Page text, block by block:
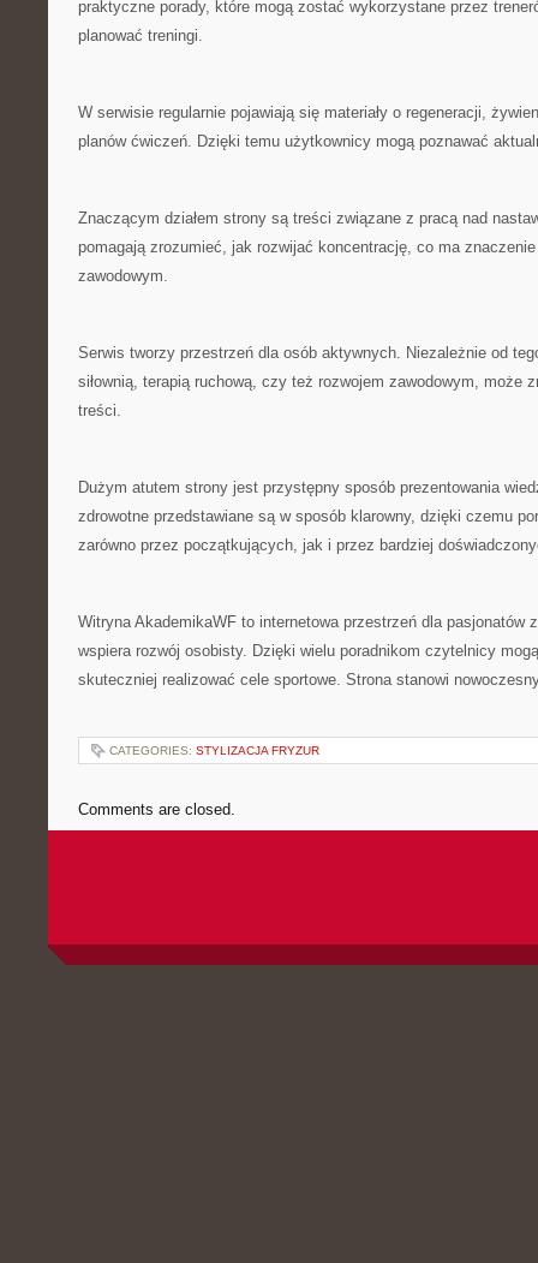
praktyczne porady, które mogą zostać wykorzystane przez
planować treningi.
W serwisie regularnie pojawiają się materiały o regeneracji,
planów ćwiczeń. Dzięki temu użytkownicy mogą poznawać
Znaczącym działem strony są treści związane z pracą nad
pomagają zrozumieć, jak rozwijać koncentrację, co ma
zawodowym.
Serwis tworzy przestrzeń dla osób aktywnych. Niezależnie od
siłownią, terapią ruchową, czy też rozwojem zawodowym, może
treści.
Dużym atutem strony jest przystępny sposób prezentowania
zdrowotne przedstawiane są w sposób klarowny, dzięki czemu
zarówno przez początkujących, jak i przez bardziej
Witryna AkademikaWF to internetowa przestrzeń dla pasjonatów
wspiera rozwój osobisty. Dzięki wielu poradnikom czytelnicy
skuteczniej realizować cele sportowe. Strona stanowi
CATEGORIES: STYLIZACJA FRYZUR
Comments are closed.